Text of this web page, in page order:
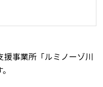
事業所「ルミノーゾ川